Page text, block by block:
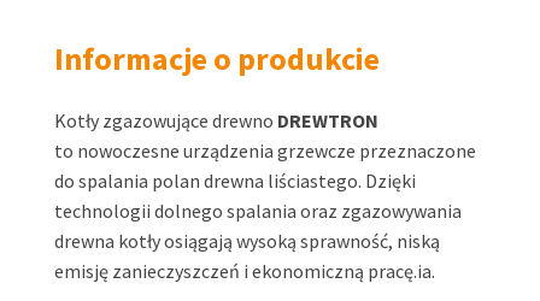
Informacje o produkcie
Kotły zgazowujące drewno DREWTRON
to nowoczesne urządzenia grzewcze przeznaczone
do spalania polan drewna liściastego. Dzięki
technologii dolnego spalania oraz zgazowywania
drewna kotły osiągają wysoką sprawność, niską
emisję zanieczyszczeń i ekonomiczną pracę.ia.